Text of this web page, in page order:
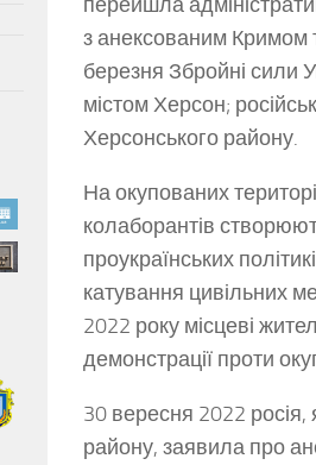
з анексованим Кримом
березня Збройні сили
містом Херсон;
Херсонського району.
На окупованих
колаборантів
проукраїнських
катування цивільних
2022 року місцеві
демонстрації проти
30 вересня 2022
району, заявила про